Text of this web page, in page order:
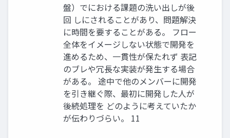
盤）でにおける課題の洗い出しが後
回 しにされることがあり、問題解決
に時間を要することがある。 フロー
全体をイメージしない状態で開発を
進めるため、一貫性が保たれず 表記
のブレや冗長な実装が発生する場合
がある。 途中で他のメンバーに開発
を引き継ぐ際、最初に開発した人が
後続処理を どのように考えていたか
が伝わりづらい。 11